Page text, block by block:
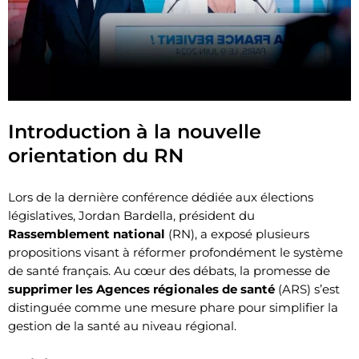
Introduction à la nouvelle
orientation du RN
Lors de la dernière conférence dédiée aux élections
législatives, Jordan Bardella, président du
Rassemblement national (RN), a exposé plusieurs
propositions visant à réformer profondément le système
de santé français. Au cœur des débats, la promesse de
supprimer les Agences régionales de santé (ARS) s’est
distinguée comme une mesure phare pour simplifier la
gestion de la santé au niveau régional.